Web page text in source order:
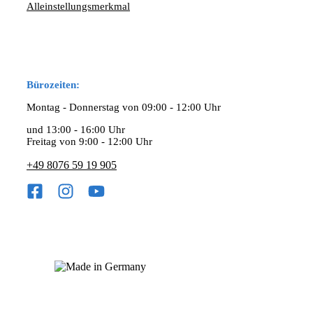
Alleinstellungsmerkmal
Bürozeiten:
Montag - Donnerstag von 09:00 - 12:00 Uhr
und 13:00 - 16:00 Uhr
Freitag von 9:00 - 12:00 Uhr
+49 8076 59 19 905